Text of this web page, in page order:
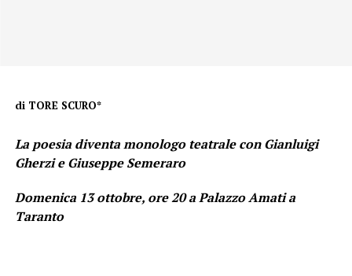
di TORE SCURO*
La poesia diventa monologo teatrale con Gianluigi
Gherzi e Giuseppe Semeraro
Domenica 13 ottobre, ore 20 a Palazzo Amati a
Taranto